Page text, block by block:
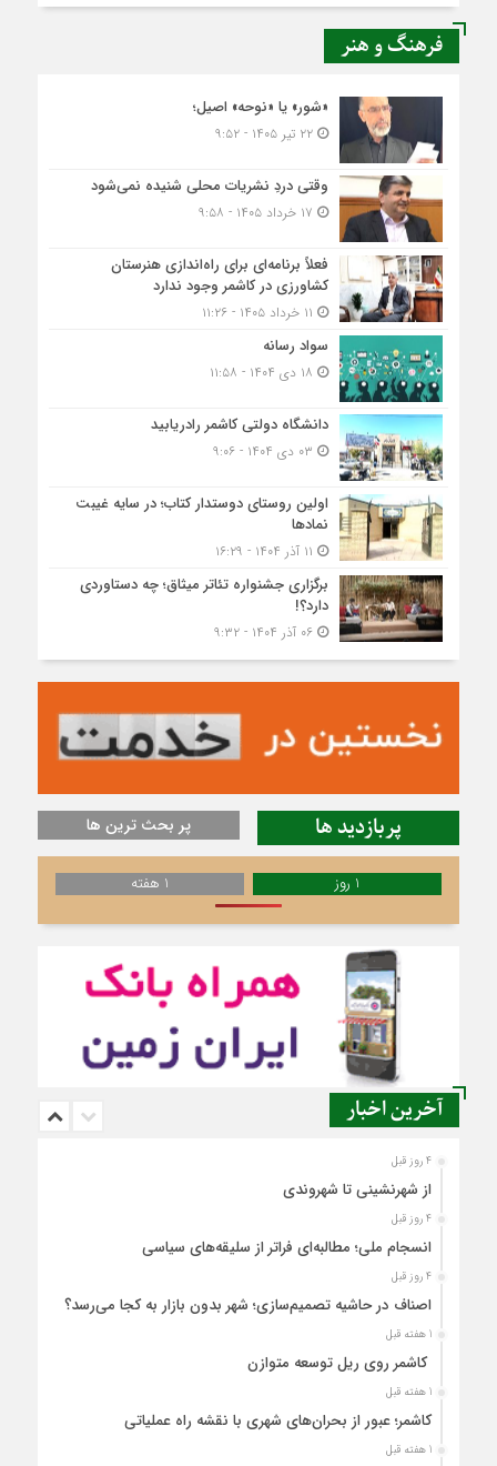
فرهنگ و هنر
«شور» یا «نوحه» اصیل؛
۲۲ تیر ۱۴۰۵ - ۹:۵۲
وقتی دردِ نشریات محلی شنیده نمی‌شود
فعلاً برنامه‌ای برای راه‌اندازی هنرستان
کشاورزی در کاشمر وجود ندارد
سواد رسانه
دانشگاه دولتی کاشمر‌ رادریابید
اولین روستای دوستدار کتاب؛ در سایه غیبت
نمادها
برگزاری جشنواره تئاتر میثاق؛ چه دستاوردی
دارد؟!
۰۶ آذر ۱۴۰۴ - ۹:۳۲
پربازدید ها پر بحث ترین ها
1 روز 1 هفته
آخرین اخبار
4 روز قبل
از شهرنشینی تا شهروندی
4 روز قبل
انسجام ملی؛ مطالبه‌ای فراتر از سلیقه‌های سیاسی
4 روز قبل
اصناف در حاشیه تصمیم‌سازی؛ شهر بدون بازار به کجا می‌رسد؟
1 هفته قبل
کاشمر روی ریل توسعه متوازن
1 هفته قبل
کاشمر؛ عبور از بحران‌های شهری با نقشه راه عملیاتی
1 هفته قبل